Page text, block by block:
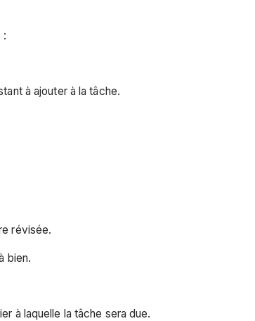
:
à ajouter à la tâche.
révisée.
bien.
à laquelle la tâche sera due.